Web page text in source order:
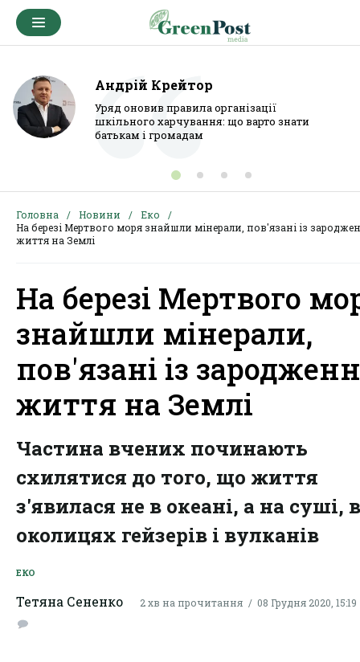
Андрій Крейтор
Уряд оновив правила організації
шкільного харчування: що варто знати
батькам і громадам
Головна Новини
Еко
На березі Мертвого моря знайшли мінерали, пов'язані із
життя на Землі
На березі Мертвого
знайшли мінерали,
пов'язані із
життя на Землі
Частина вчених починають
схилятися до того, що життя
з'явилася не в океані, а на суші, в
околицях гейзерів і вулканів
ЕКО
Тетяна Сененко 2 хв на прочитання 08 Грудня 2020, 15:19